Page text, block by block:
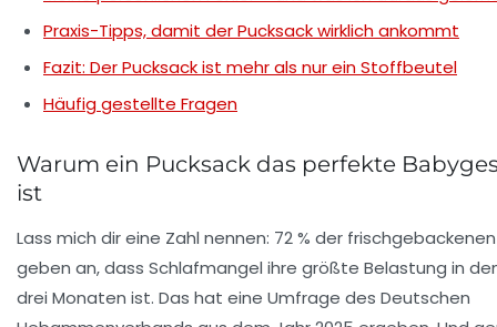
Praxis-Tipps, damit der Pucksack wirklich ankommt
Fazit: Der Pucksack ist mehr als nur ein Stoffbeutel
Häufig gestellte Fragen
Warum ein Pucksack das perfekte
ist
Lass mich dir eine Zahl nennen: 72 % der
geben an, dass Schlafmangel ihre größte Belastung in
drei Monaten ist. Das hat eine Umfrage des Deutschen